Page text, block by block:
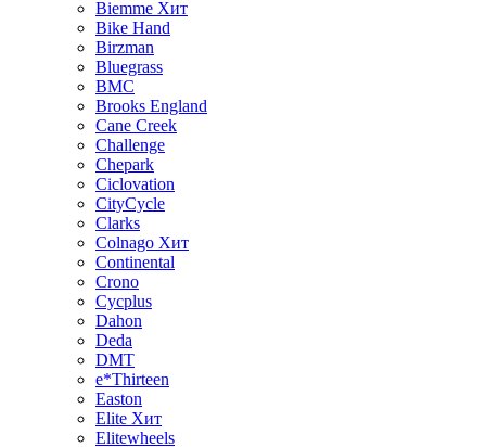
Biemme Хит
Bike Hand
Birzman
Bluegrass
BMC
Brooks England
Cane Creek
Challenge
Chepark
Ciclovation
CityCycle
Clarks
Colnago Хит
Continental
Crono
Cycplus
Dahon
Deda
DMT
e*Thirteen
Easton
Elite Хит
Elitewheels